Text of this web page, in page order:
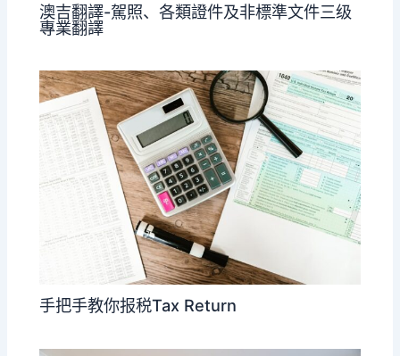
澳吉翻譯-駕照、各類證件及非標準文件三级
專業翻譯
手把手教你报税Tax Return